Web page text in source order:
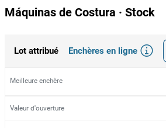
Máquinas de Costura · Stock
Lot attribué Enchères en ligne
Meilleure enchère
Valeur d'ouverture